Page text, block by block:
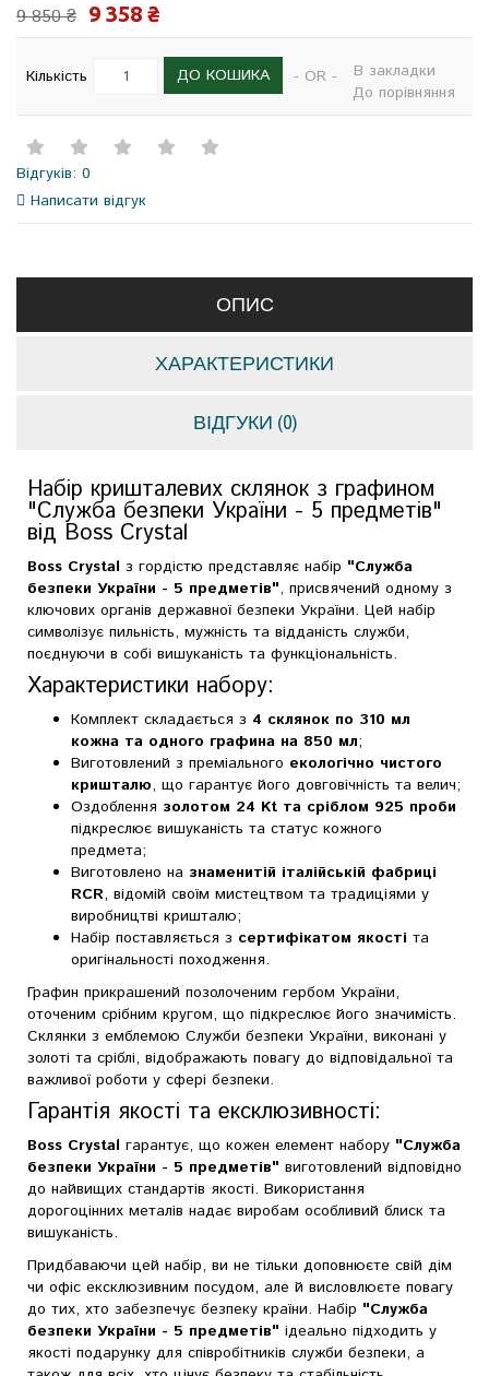
9 850 ₴ 9 358 ₴
Кількість ДО КОШИКА - OR -
В закладки
До порівняння
Відгуків: 0
Написати відгук
ОПИС
ХАРАКТЕРИСТИКИ
ВІДГУКИ (0)
Набір кришталевих склянок з графином
"Служба безпеки України - 5 предметів"
від Boss Crystal
Boss Crystal з гордістю представляє набір "Служба
безпеки України - 5 предметів", присвячений одному з
ключових органів державної безпеки України. Цей набір
символізує пильність, мужність та відданість служби,
поєднуючи в собі вишуканість та функціональність.
Характеристики набору:
Комплект складається з 4 склянок по 310 мл
кожна та одного графина на 850 мл;
Виготовлений з преміального екологічно чистого
кришталю, що гарантує його довговічність та велич;
Оздоблення золотом 24 Kt та сріблом 925 проби
підкреслює вишуканість та статус кожного
предмета;
Виготовлено на знаменитій італійській фабриці
RCR, відомій своїм мистецтвом та традиціями у
виробництві кришталю;
Набір поставляється з сертифікатом якості та
оригінальності походження.
Графин прикрашений позолоченим гербом України,
оточеним срібним кругом, що підкреслює його значимість.
Склянки з емблемою Служби безпеки України, виконані у
золоті та сріблі, відображають повагу до відповідальної та
важливої роботи у сфері безпеки.
Гарантія якості та ексклюзивності:
Boss Crystal гарантує, що кожен елемент набору "Служба
безпеки України - 5 предметів" виготовлений відповідно
до найвищих стандартів якості. Використання
дорогоцінних металів надає виробам особливий блиск та
вишуканість.
Придбаваючи цей набір, ви не тільки доповнюєте свій дім
чи офіс ексклюзивним посудом, але й висловлюєте повагу
до тих, хто забезпечує безпеку країни. Набір "Служба
безпеки України - 5 предметів" ідеально підходить у
якості подарунку для співробітників служби безпеки, а